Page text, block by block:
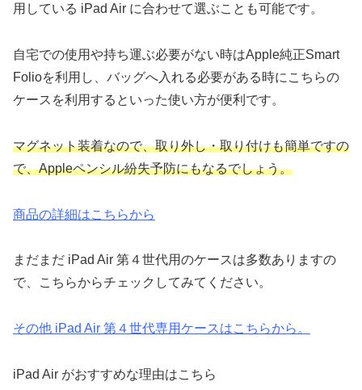
用している iPad Air に合わせて選ぶことも可能です。
自宅での使用や持ち運ぶ必要がない時はApple純正Smart
Folioを利用し、バッグへ入れる必要がある時にこちらの
ケースを利用するといった使い方が便利です。
マグネット装着なので、取り外し・取り付けも簡単ですの
で、Appleペンシル紛失予防にもなるでしょう。
商品の詳細はこちらから
まだまだ iPad Air 第４世代用のケースは多数ありますの
で、こちらからチェックしてみてください。
その他 iPad Air 第４世代専用ケースはこちらから。
iPad Air がおすすめな理由はこちら